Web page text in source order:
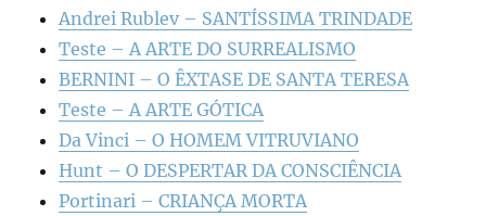
Andrei Rublev – SANTÍSSIMA TRINDADE
Teste – A ARTE DO SURREALISMO
BERNINI – O ÊXTASE DE SANTA TERESA
Teste – A ARTE GÓTICA
Da Vinci – O HOMEM VITRUVIANO
Hunt – O DESPERTAR DA CONSCIÊNCIA
Portinari – CRIANÇA MORTA